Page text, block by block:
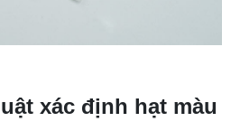
xác định hạt màu